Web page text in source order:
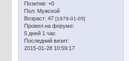
Позитив: +0
Пол: Мужской
Возраст: 47 [1979-01-05]
Провел на форуме:
5 дней 1 час
Последний визит:
2015-01-28 10:59:17